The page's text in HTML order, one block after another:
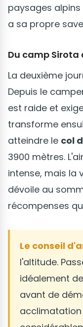
paysages
a sa propre
Du camp
La deuxième
Depuis le
est raide et
transforme
atteindre le col
3900 mètres.
intense, mais la
dévoile au
récompenses
Le conseil
l'altitude.
idéalement
avant de